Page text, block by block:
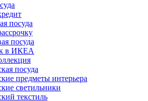
посуда
посуда
в ИКЕА
посуда
предметы интерьера
светильники
текстиль